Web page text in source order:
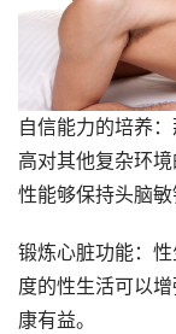
自信能力的培养
高对其他复杂环
性能够保持头脑敏
锻炼心脏功能：
度的性生活可以
康有益。